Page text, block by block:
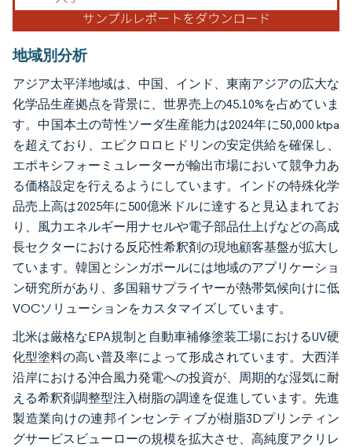
地域別分析
アジア太平洋地域は、中国、インド、東南アジアの広大な
化学品生産拠点を背景に、世界売上の45.10%を占めていま
す。中国本土の苛性ソーダ生産能力は2024年に50,000 ktpa
を超えており、エピクロロヒドリンの安定供給を確保し、
エポキシフォーミュレーターが輸出市場において競争力あ
る価格設定を行えるようにしています。インドの特殊化学
品売上高は2025年に500億米ドルに達すると見込まれてお
り、風力エネルギー用ナセルや電子部品仕上げなどの高成
長セクターにおける反応性希釈剤の現地顧客基盤が拡大し
ています。韓国とシンガポールには地域のアプリケーショ
ン研究所があり、多国籍サプライヤーが熱帯気候向けに低
VOCソリューションをカスタマイズしています。
北米は厳格なEPA規制と自動車補修塗装工場におけるUV硬
化型塗料の高い普及率によって形成されています。大西洋
沿岸における沖合風力発電への投資が、周期的な湿気に耐
える希釈剤調整型注入樹脂の調達を促進しています。先進
製造業向けの連邦インセンティブが樹脂3Dプリンティン
グサービスビューローの規模を拡大させ、高純度アクリレ